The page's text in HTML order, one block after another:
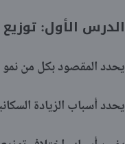
الدرس الأول:
يحدد المقصود بكل من
يحدد أسباب الزيادة